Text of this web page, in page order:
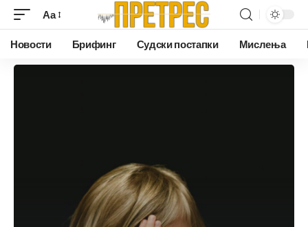
Аа
Новости Брифинг Судски постапки Мислења